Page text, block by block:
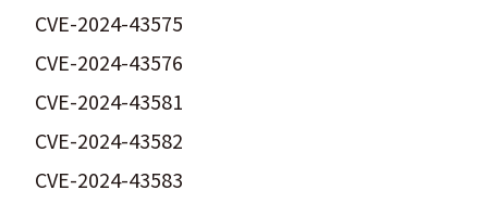
CVE-2024-43575
CVE-2024-43576
CVE-2024-43581
CVE-2024-43582
CVE-2024-43583